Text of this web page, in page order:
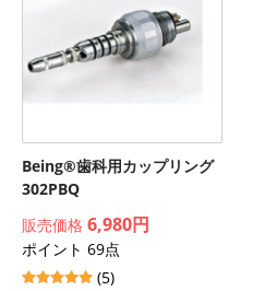
Being®歯科用カップリング
302PBQ
販売価格 6,980円
ポイント 69点
(5)